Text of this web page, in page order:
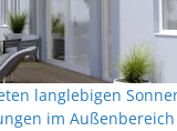
langlebigen
im Außenbereich